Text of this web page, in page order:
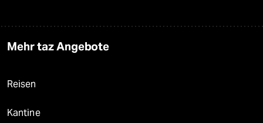
Mehr taz Angebote
Reisen
Kantine